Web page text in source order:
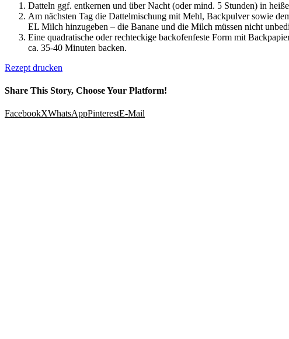
Datteln ggf. entkernen und über Nacht (oder mind. 5 Stunden) in
Am nächsten Tag die Dattelmischung mit Mehl, Backpulver sowie
EL Milch hinzugeben – die Banane und die Milch müssen nicht
Eine quadratische oder rechteckige backofenfeste Form mit
ca. 35-40 Minuten backen.
Rezept drucken
Share This Story, Choose Your Platform!
FacebookXWhatsAppPinterestE-Mail